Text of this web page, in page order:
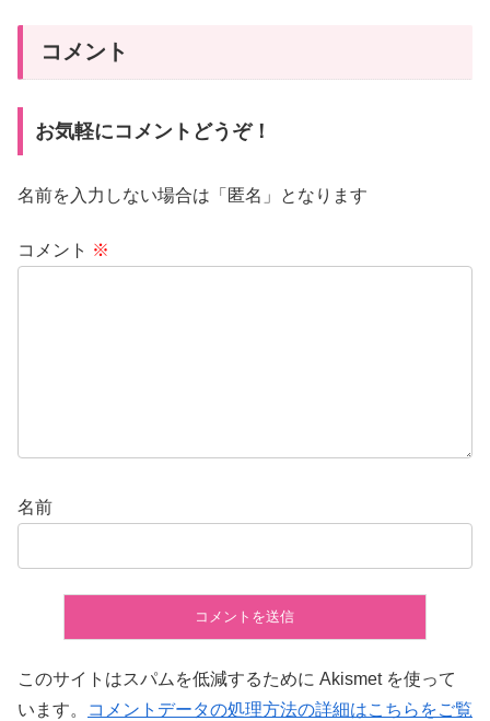
コメント
お気軽にコメントどうぞ！
名前を入力しない場合は「匿名」となります
コメント ※
名前
このサイトはスパムを低減するために Akismet を使って
います。
コメントデータの処理方法の詳細はこちらをご覧